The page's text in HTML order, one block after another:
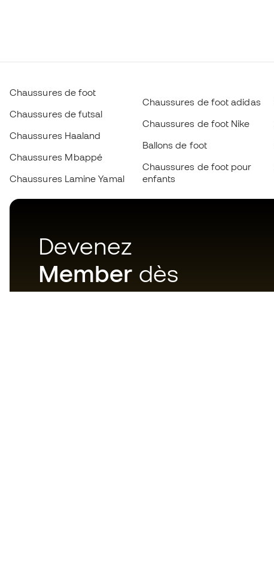
Chaussures de foot
Chaussures de futsal
Chaussures Haaland
Chaussures Mbappé
Chaussures Lamine Yamal
Chaussures de foot adidas
Chaussures de foot Nike
Ballons de foot
Chaussures de foot pour
enfants
Devenez
Member dès
maintenant